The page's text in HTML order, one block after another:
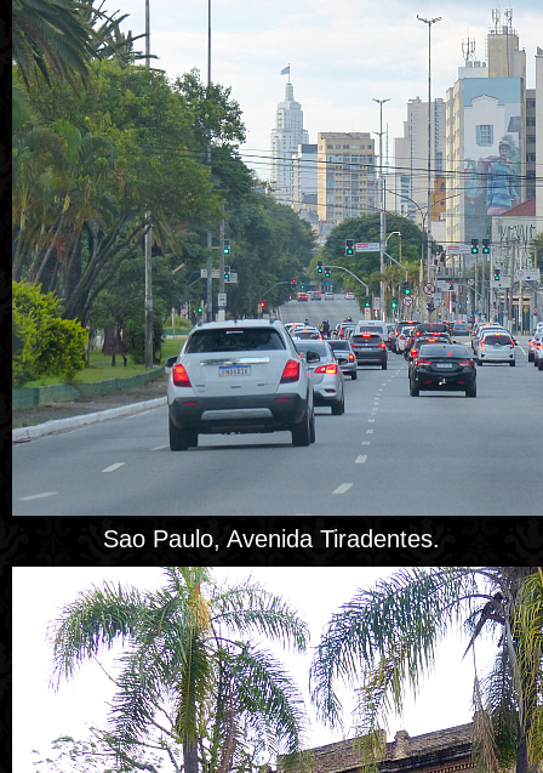
Sao Paulo, Avenida Tiradentes.